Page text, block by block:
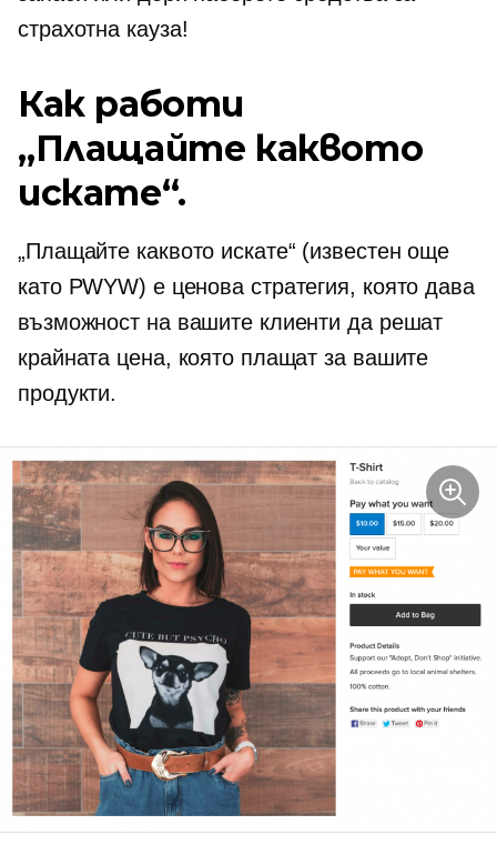
страхотна кауза!
Как работи
„Плащайте каквото
искате“.
„Плащайте каквото искате“ (известен още
като PWYW) е ценова стратегия, която дава
възможност на вашите клиенти да решат
крайната цена, която плащат за вашите
продукти.